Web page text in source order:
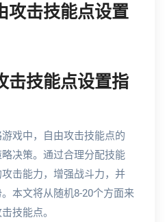
攻击技能点设置
击技能点设置指
戏中，自由攻击技能点的
决策。通过合理分配技能
击能力，增强战斗力，并
本文将从随机8-20个方面来
技能点。